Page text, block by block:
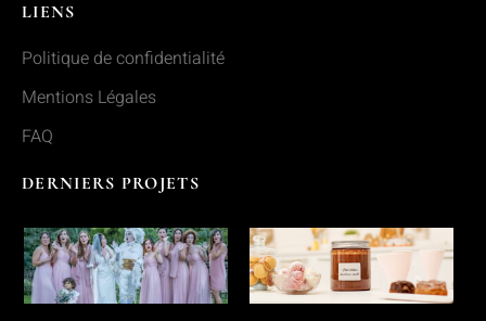
LIENS
Politique de confidentialité
Mentions Légales
FAQ
DERNIERS PROJETS